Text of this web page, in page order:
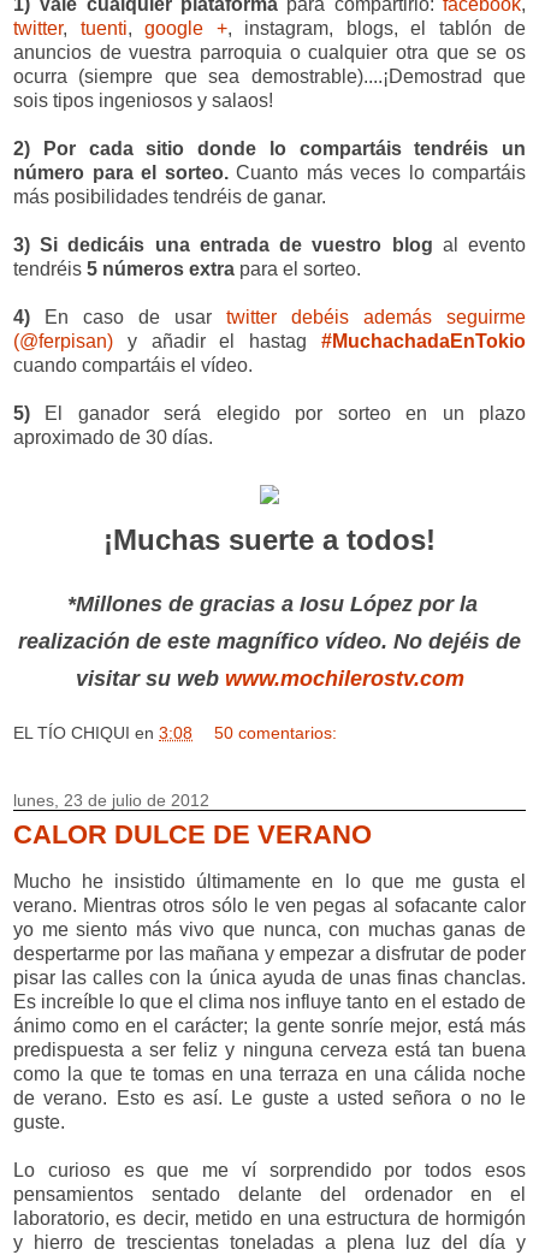
twitter, tuenti, google +, instagram, blogs, el tablón de
anuncios de vuestra parroquia o cualquier otra que se os
ocurra (siempre que sea demostrable)....¡Demostrad que
sois tipos ingeniosos y salaos!
2) Por cada sitio donde lo compartáis tendréis un
número para el sorteo.Cuanto más veces lo compartáis
más posibilidades tendréis de ganar.
3) Si dedicáis una entrada de vuestro blog al evento
tendréis 5 números extra para el sorteo.
4) En caso de usar twitter debéis además seguirme
(@ferpisan) y añadir el hastag #MuchachadaEnTokio
cuando compartáis el vídeo.
5) El ganador será elegido por sorteo en un plazo
aproximado de 30 días.
¡Muchas suerte a todos!
*Millones de gracias a Iosu López por la
realización de este magnífico vídeo. No dejéis de
visitar su web www.mochilerostv.com
EL TÍO CHIQUI en 3:08 50 comentarios:
lunes, 23 de julio de 2012
CALOR DULCE DE VERANO
Mucho he insistido últimamente en lo que me gusta el
verano. Mientras otros sólo le ven pegas al sofacante calor
yo me siento más vivo que nunca, con muchas ganas de
despertarme por las mañana y empezar a disfrutar de poder
pisar las calles con la única ayuda de unas finas chanclas.
Es increíble lo que el clima nos influye tanto en el estado de
ánimo como en el carácter; la gente sonríe mejor, está más
predispuesta a ser feliz y ninguna cerveza está tan buena
como la que te tomas en una terraza en una cálida noche
de verano. Esto es así. Le guste a usted señora o no le
guste.
Lo curioso es que me ví sorprendido por todos esos
pensamientos sentado delante del ordenador en el
laboratorio, es decir, metido en una estructura de hormigón
y hierro de trescientas toneladas a plena luz del día y